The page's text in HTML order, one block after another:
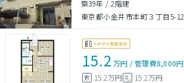
築39年 /2階建
東京都小金井市本町３丁目5-12
15.2 万円 /管理費8,000円
敷 15.2万円 礼 15.2万円